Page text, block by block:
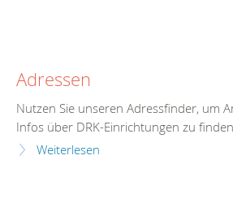
Adressen
Nutzen Sie unseren Adressfinder, um
Infos über DRK-Einrichtungen zu
Weiterlesen